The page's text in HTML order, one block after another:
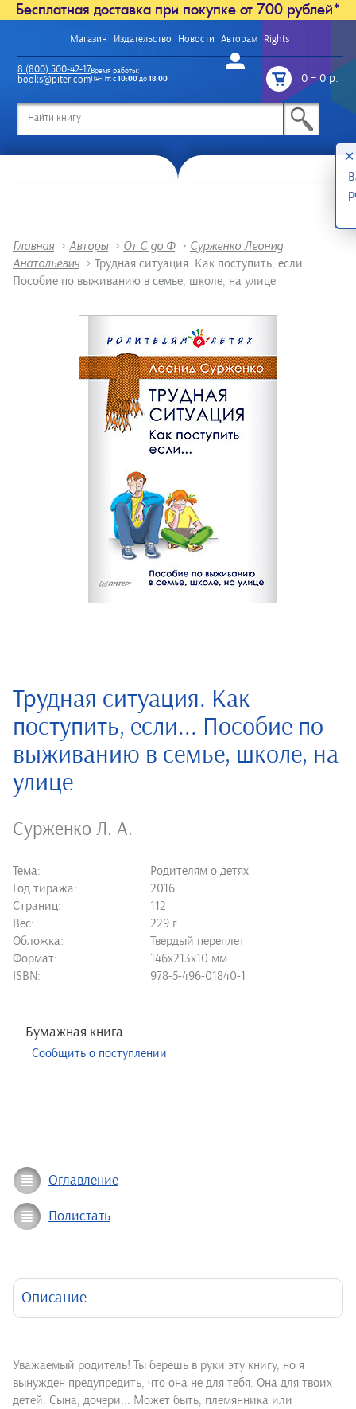
Бесплатная доставка при покупке от 700 рублей*
Магазин Издательство Новости Авторам Rights
Войти
0=0 р.
8 (800) 500-42-17
books@piter.com
Время работы:
Пн-Пт: с10:00до18:00
Главная > Авторы > От С до Ф > Сурженко Леонид
Анатольевич > Трудная ситуация. Как поступить, если...
Пособие по выживанию в семье, школе, на улице
Трудная ситуация. Как
поступить, если... Пособие по
выживанию в семье, школе, на
улице
Сурженко Л. А.
Тема:
Родителям о детях
Год тиража:
2016
Страниц:
112
Вес:
229 г.
Обложка:
Твердый переплет
Формат:
146х213х10 мм
ISBN:
978-5-496-01840-1
Бумажная книга
Сообщить о поступлении
Оглавление
Полистать
Описание
Уважаемый родитель! Ты берешь в руки эту книгу, но я
вынужден предупредить, что она не для тебя. Она для твоих
детей. Сына, дочери... Может быть, племянника или
✕